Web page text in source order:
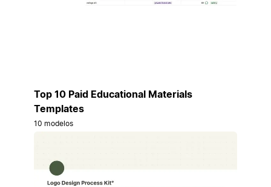
Top 10 Paid Educational Materials
Templates
10 modelos